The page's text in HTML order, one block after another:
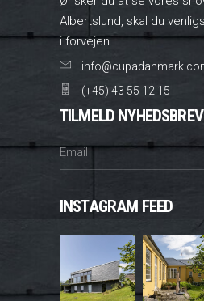
Albertslund, skal du
i forvejen
(+45) 43 55 12 15
TILMELD NYHEDSBREV
INSTAGRAM FEED